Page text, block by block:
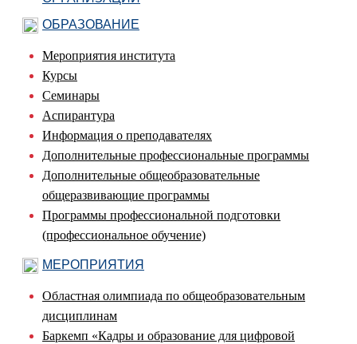
ОБРАЗОВАНИЕ
Мероприятия института
Курсы
Семинары
Аспирантура
Информация о преподавателях
Дополнительные профессиональные программы
Дополнительные общеобразовательные
общеразвивающие программы
Программы профессиональной подготовки
(профессиональное обучение)
МЕРОПРИЯТИЯ
Областная олимпиада по общеобразовательным
дисциплинам
Баркемп «Кадры и образование для цифровой